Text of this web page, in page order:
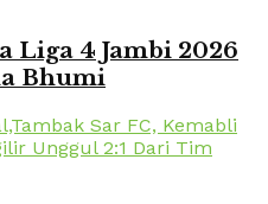
Liga 4 Jambi 2026
Bhumi